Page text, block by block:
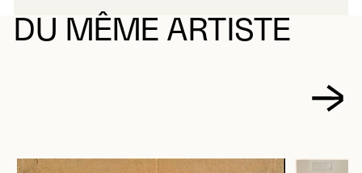
DU MÊME ARTISTE